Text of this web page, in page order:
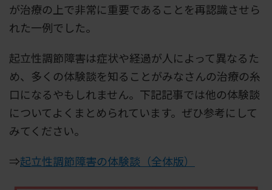
が治療の上で非常に重要であることを再認識させら
れた一例でした。
起立性調節障害は症状や経過が人によって異なるた
め、多くの体験談を知ることがみなさんの治療の糸
口になるやもしれません。下記記事では他の体験談
についてよくまとめられています。ぜひ参考にして
みてください。
⇒起立性調節障害の体験談（全体版）